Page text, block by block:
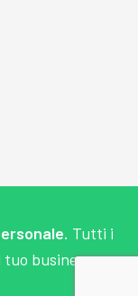
Tutti i
business con